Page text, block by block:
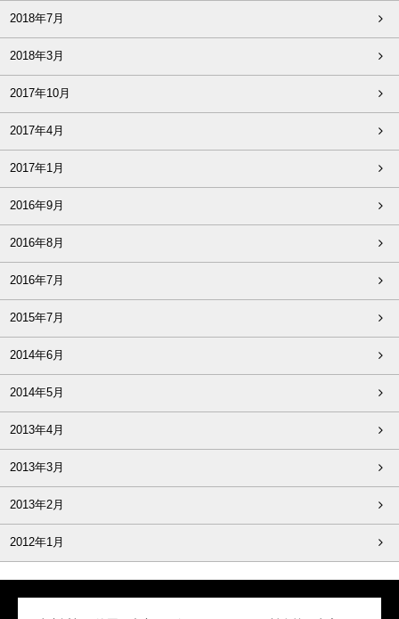
2018年7月
2018年3月
2017年10月
2017年4月
2017年1月
2016年9月
2016年8月
2016年7月
2015年7月
2014年6月
2014年5月
2013年4月
2013年3月
2013年2月
2012年1月